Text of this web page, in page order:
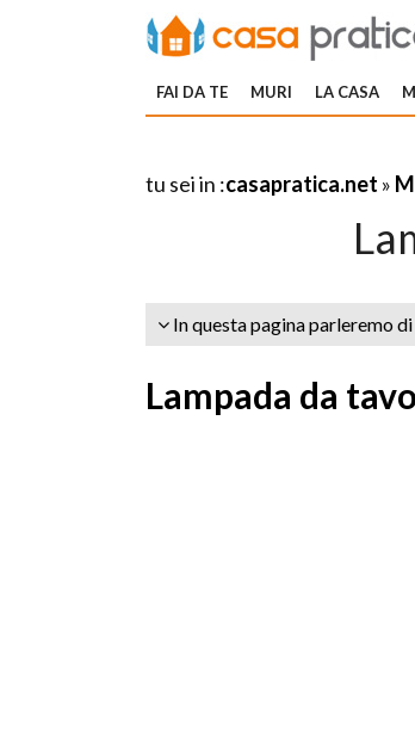
FAI DA TE MURI LA CASA
tu sei in :casapratica.net »
In questa pagina parleremo di
Lampada da